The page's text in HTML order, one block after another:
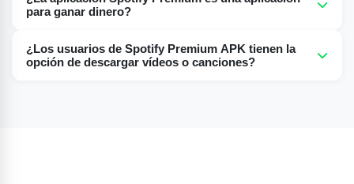
segura y está libre de virus o malware.
para ganar dinero?
brinda una experiencia premium con funciones premium
¿Los usuarios de Spotify Premium APK tienen la
opción de descargar vídeos o canciones?